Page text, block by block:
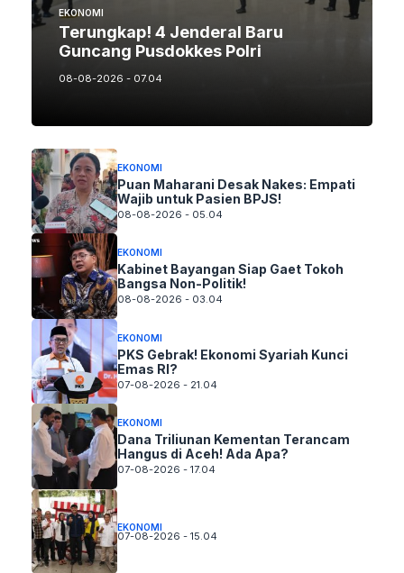
EKONOMI
Terungkap! 4 Jenderal Baru
Guncang Pusdokkes Polri
08-08-2026 - 07.04
EKONOMI
Puan Maharani Desak Nakes: Empati
Wajib untuk Pasien BPJS!
08-08-2026 - 05.04
EKONOMI
Kabinet Bayangan Siap Gaet Tokoh
Bangsa Non-Politik!
08-08-2026 - 03.04
EKONOMI
PKS Gebrak! Ekonomi Syariah Kunci
Emas RI?
07-08-2026 - 21.04
EKONOMI
Dana Triliunan Kementan Terancam
Hangus di Aceh! Ada Apa?
07-08-2026 - 17.04
EKONOMI
07-08-2026 - 15.04